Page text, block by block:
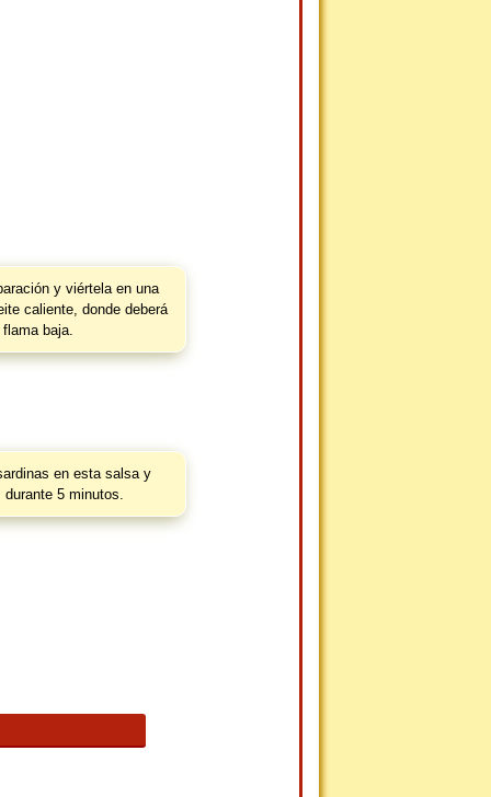
y viértela en una
caliente, donde deberá
baja.
en esta salsa y
5 minutos.